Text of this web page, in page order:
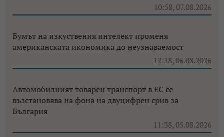
10:58, 07.08.2026
Бумът на изкуствения интелект променя
американската икономика до неузнаваемост
12:18, 06.08.2026
Автомобилният товарен транспорт в ЕС се
възстановява на фона на двуцифрен срив за
България
11:38, 05.08.2026